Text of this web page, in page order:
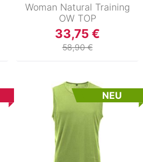
Woman Natural Training
OW TOP
33,75 €
58,90 €
NEU